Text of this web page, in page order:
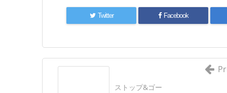
Twitter Facebook
ストップ&ゴー